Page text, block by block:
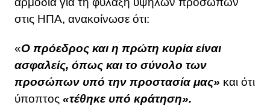
στις ΗΠΑ, ανακοίνωσε ότι:
«Ο πρόεδρος και η πρώτη κυρία είναι
ασφαλείς, όπως και το σύνολο των
προσώπων υπό την προστασία μας» και ότι
ύποπτος «τέθηκε υπό κράτηση».